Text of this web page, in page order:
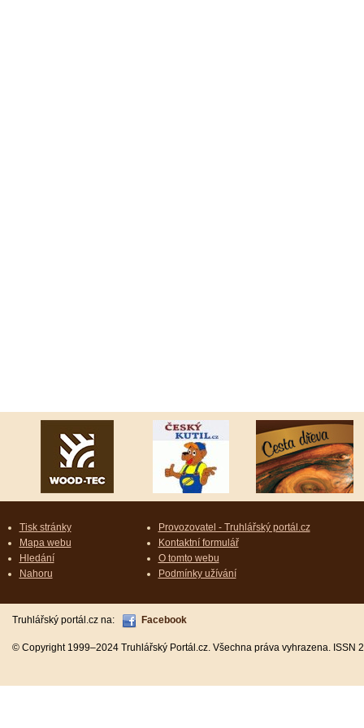
Tisk stránky
Mapa webu
Hledání
Nahoru
Provozovatel - Truhlářský portál.cz
Kontaktní formulář
O tomto webu
Podmínky užívání
Truhlářský portál.cz na: Facebook
© Copyright 1999–2024 Truhlářský Portál.cz. Všechna práva vyhrazena.